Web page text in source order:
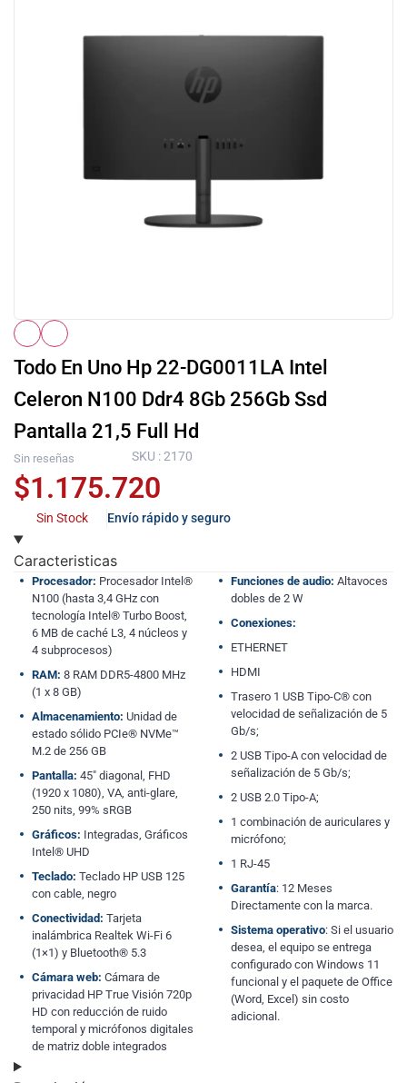
Todo En Uno Hp 22-DG0011LA Intel
Celeron N100 Ddr4 8Gb 256Gb Ssd
Pantalla 21,5 Full Hd
Sin reseñas SKU : 2170
$1.175.720
Sin Stock Envío rápido y seguro
Caracteristicas
Procesador: Procesador Intel®
N100 (hasta 3,4 GHz con
tecnología Intel® Turbo Boost,
6 MB de caché L3, 4 núcleos y
4 subprocesos)
RAM: 8 RAM DDR5-4800 MHz
(1 x 8 GB)
Almacenamiento: Unidad de
estado sólido PCIe® NVMe™
M.2 de 256 GB
Pantalla: 45″ diagonal, FHD
(1920 x 1080), VA, anti-glare,
250 nits, 99% sRGB
Gráficos: Integradas, Gráficos
Intel® UHD
Teclado: Teclado HP USB 125
con cable, negro
Conectividad: Tarjeta
inalámbrica Realtek Wi-Fi 6
(1×1) y Bluetooth® 5.3
Cámara web: Cámara de
privacidad HP True Visión 720p
HD con reducción de ruido
temporal y micrófonos digitales
de matriz doble integrados
Funciones de audio: Altavoces
dobles de 2 W
Conexiones:
ETHERNET
HDMI
Trasero 1 USB Tipo-C® con
velocidad de señalización de 5
Gb/s;
2 USB Tipo-A con velocidad de
señalización de 5 Gb/s;
2 USB 2.0 Tipo-A;
1 combinación de auriculares y
micrófono;
1 RJ-45
Garantía: 12 Meses
Directamente con la marca.
Sistema operativo: Si el usuario
desea, el equipo se entrega
configurado con Windows 11
funcional y el paquete de Office
(Word, Excel) sin costo
adicional.